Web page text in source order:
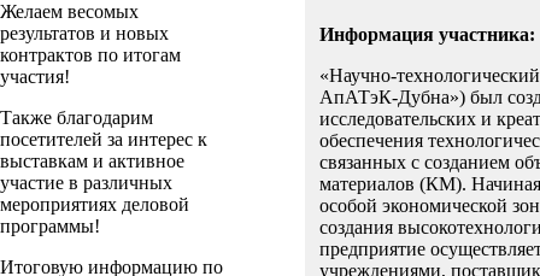
Желаем весомых
результатов и новых
контрактов по итогам
участия!
Также благодарим
посетителей за интерес к
выставкам и активное
участие в различных
мероприятиях деловой
программы!
Итоговую информацию по
Информация участника:
«Научно-
АпАТэК-Дубна») был
исследовательских и
обеспечения
связанных с созданием
материалов (КМ).
особой экономической
создания
предприятие
учреждениями,